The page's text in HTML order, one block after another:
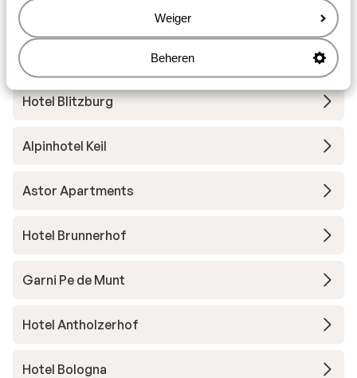
Weiger
Beheren
Hotel Monte Paraccia
Hotel Blitzburg
Alpinhotel Keil
Astor Apartments
Hotel Brunnerhof
Garni Pe de Munt
Hotel Antholzerhof
Hotel Bologna